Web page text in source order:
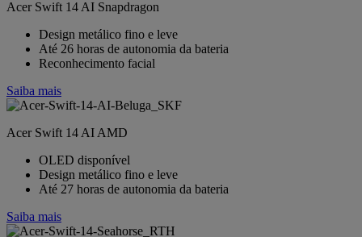
Acer Swift 14 AI Snapdragon
Design metálico fino e leve
Até 26 horas de autonomia da bateria
Reconhecimento facial
Saiba mais
Acer Swift 14 AI AMD
OLED disponível
Design metálico fino e leve
Até 27 horas de autonomia da bateria
Saiba mais